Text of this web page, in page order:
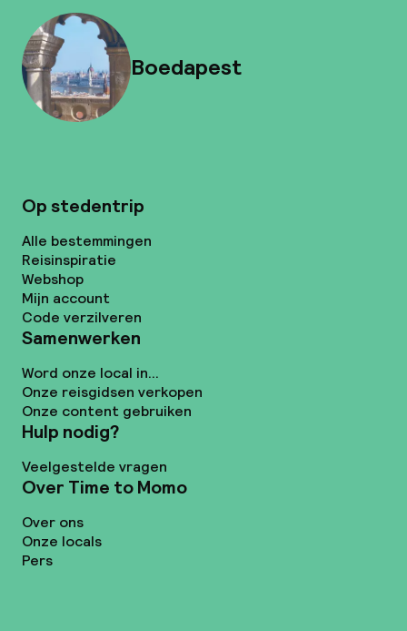
Boedapest
Op stedentrip
Alle bestemmingen
Reisinspiratie
Webshop
Mijn account
Code verzilveren
Samenwerken
Word onze local in...
Onze reisgidsen verkopen
Onze content gebruiken
Hulp nodig?
Veelgestelde vragen
Over Time to Momo
Over ons
Onze locals
Pers